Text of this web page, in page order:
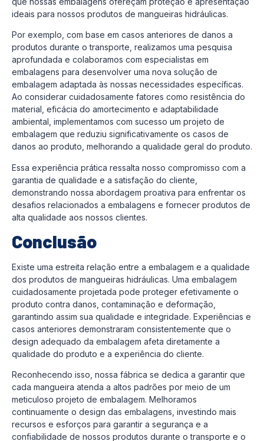
ideais para nossos produtos de mangueiras hidráulicas.
Por exemplo, com base em casos anteriores de danos a
produtos durante o transporte, realizamos uma pesquisa
aprofundada e colaboramos com especialistas em
embalagens para desenvolver uma nova solução de
embalagem adaptada às nossas necessidades específicas.
Ao considerar cuidadosamente fatores como resistência do
material, eficácia do amortecimento e adaptabilidade
ambiental, implementamos com sucesso um projeto de
embalagem que reduziu significativamente os casos de
danos ao produto, melhorando a qualidade geral do produto.
Essa experiência prática ressalta nosso compromisso com a
garantia de qualidade e a satisfação do cliente,
demonstrando nossa abordagem proativa para enfrentar os
desafios relacionados a embalagens e fornecer produtos de
alta qualidade aos nossos clientes.
Conclusão
Existe uma estreita relação entre a embalagem e a qualidade
dos produtos de mangueiras hidráulicas. Uma embalagem
cuidadosamente projetada pode proteger efetivamente o
produto contra danos, contaminação e deformação,
garantindo assim sua qualidade e integridade. Experiências e
casos anteriores demonstraram consistentemente que o
design adequado da embalagem afeta diretamente a
qualidade do produto e a experiência do cliente.
Reconhecendo isso, nossa fábrica se dedica a garantir que
cada mangueira atenda a altos padrões por meio de um
meticuloso projeto de embalagem. Melhoramos
continuamente o design das embalagens, investindo mais
recursos e esforços para garantir a segurança e a
confiabilidade de nossos produtos durante o transporte e o